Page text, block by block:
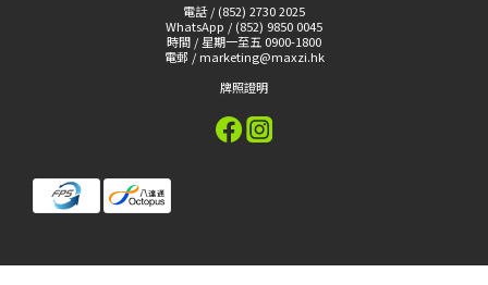
電話 / (852) 2730 2025
WhatsApp / (852) 9850 0045
時間 / 星期一至五 0900-1800
電郵 / marketing@maxzi.hk
牌照證明